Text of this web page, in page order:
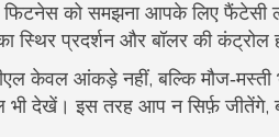
फिटनेस को समझना आपके लिए फैंटेसी
स्थिर प्रदर्शन और बॉलर की
केवल आंकड़े नहीं, बल्कि
भी देखें। इस तरह आप न सिर्फ़ जीतेंगे,